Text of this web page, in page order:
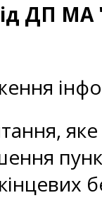
ДП МА
яке